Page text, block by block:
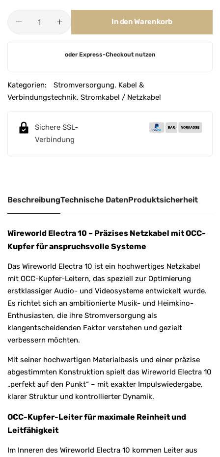
In den Warenkorb
e
r
oder Express-Checkout nutzen
Kategorien: Stromversorgung, Kabel &
Verbindungstechnik, Stromkabel / Netzkabel
Sichere SSL-
Verbindung
BeschreibungTechnische DatenProduktsicherheit
Wireworld Electra 10 – Präzises Netzkabel mit OCC-
Kupfer für anspruchsvolle Systeme
Das Wireworld Electra 10 ist ein hochwertiges Netzkabel
mit OCC-Kupfer-Leitern, das speziell zur Optimierung
erstklassiger Audio- und Videosysteme entwickelt wurde.
Es richtet sich an ambitionierte Musik- und Heimkino-
Enthusiasten, die ihre Stromversorgung als
klangentscheidenden Faktor verstehen und gezielt
verbessern möchten.
Mit seiner hochwertigen Materialbasis und einer präzise
abgestimmten Konstruktion spielt das Wireworld Electra 10
„perfekt auf den Punkt“ – mit exakter Impulswiedergabe,
klarer Struktur und kontrollierter Dynamik.
OCC-Kupfer-Leiter für maximale Reinheit und
Leitfähigkeit
Im Inneren des Wireworld Electra 10 kommen Leiter aus